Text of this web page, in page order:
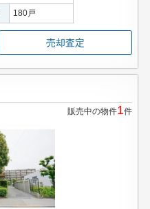
180戸
売却査定
販売中の物件1件